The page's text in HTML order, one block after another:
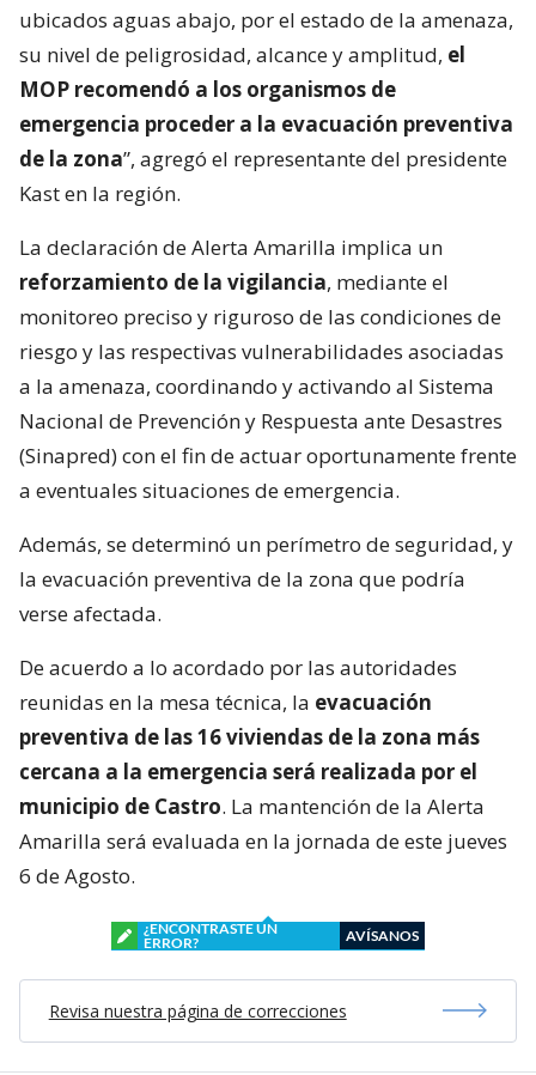
ubicados aguas abajo, por el estado de la amenaza,
su nivel de peligrosidad, alcance y amplitud, el
MOP recomendó a los organismos de
emergencia proceder a la evacuación preventiva
de la zona”, agregó el representante del presidente
Kast en la región.
La declaración de Alerta Amarilla implica un
reforzamiento de la vigilancia, mediante el
monitoreo preciso y riguroso de las condiciones de
riesgo y las respectivas vulnerabilidades asociadas
a la amenaza, coordinando y activando al Sistema
Nacional de Prevención y Respuesta ante Desastres
(Sinapred) con el fin de actuar oportunamente frente
a eventuales situaciones de emergencia.
Además, se determinó un perímetro de seguridad, y
la evacuación preventiva de la zona que podría
verse afectada.
De acuerdo a lo acordado por las autoridades
reunidas en la mesa técnica, la evacuación
preventiva de las 16 viviendas de la zona más
cercana a la emergencia será realizada por el
municipio de Castro. La mantención de la Alerta
Amarilla será evaluada en la jornada de este jueves
6 de Agosto.
¿ENCONTRASTE UN
ERROR?
AVÍSANOS
Revisa nuestra página de correcciones